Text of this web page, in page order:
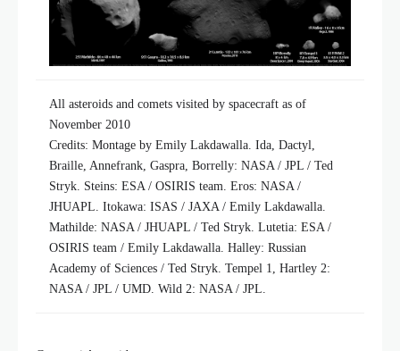
All asteroids and comets visited by spacecraft as of
November 2010
Credits: Montage by Emily Lakdawalla. Ida, Dactyl,
Braille, Annefrank, Gaspra, Borrelly: NASA / JPL / Ted
Stryk. Steins: ESA / OSIRIS team. Eros: NASA /
JHUAPL. Itokawa: ISAS / JAXA / Emily Lakdawalla.
Mathilde: NASA / JHUAPL / Ted Stryk. Lutetia: ESA /
OSIRIS team / Emily Lakdawalla. Halley: Russian
Academy of Sciences / Ted Stryk. Tempel 1, Hartley 2:
NASA / JPL / UMD. Wild 2: NASA / JPL.